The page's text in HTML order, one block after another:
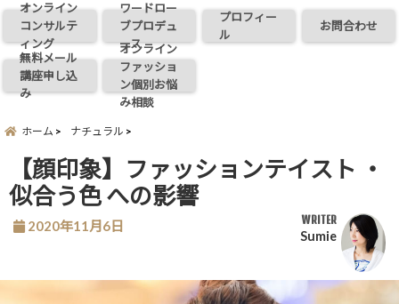
オンライン
コンサルテ
ィング
ワードロー
ブプロデュ
ース
プロフィー
ル
お問合わせ
無料メール
講座申し込
み
オンライン
ファッショ
ン個別お悩
み相談
ホーム ナチュラル
【顔印象】ファッションテイスト ・
似合う色 への影響
2020年11月6日 WRITER
Sumie